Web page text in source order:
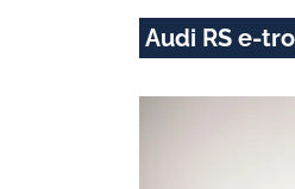
Audi RS e-